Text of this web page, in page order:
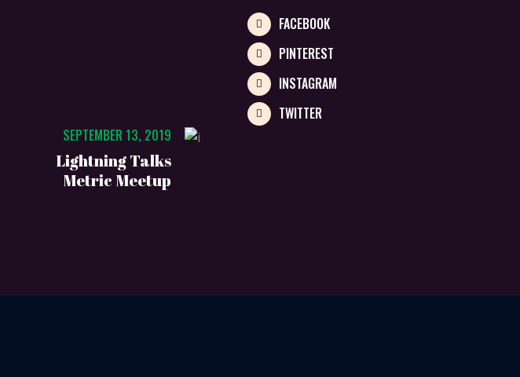
SEPTEMBER 13, 2019
Lightning Talks
Metric Meetup
FACEBOOK
PINTEREST
INSTAGRAM
TWITTER